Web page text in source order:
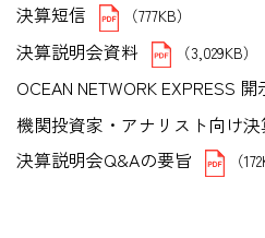
決算短信 （777KB）
決算説明会資料 （3,029KB）
OCEAN NETWORK EXPRESS
機関投資家・アナリスト向け
決算説明会Q&Aの要旨
（